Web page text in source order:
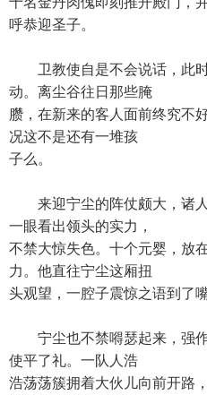
呼恭迎圣子。
卫教使自是不会说话，此时
动。离尘谷往日那些腌
臜，在新来的客人面前终究不
况这不是还有一堆孩
子么。
来迎宁尘的阵仗颇大，诸人
一眼看出领头的实力，
不禁大惊失色。十个元婴，放
力。他直往宁尘这厢扭
头观望，一腔子震惊之语到了
宁尘也不禁嘚瑟起来，强作
使平了礼。一队人浩
浩荡荡簇拥着大伙儿向前开路